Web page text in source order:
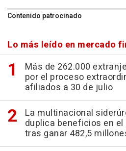
Contenido patrocinado
Lo más leído en mercado
Más de 262.000
por el proceso
afiliados a 30 de julio
La multinacional
duplica beneficios en
tras ganar 482,5